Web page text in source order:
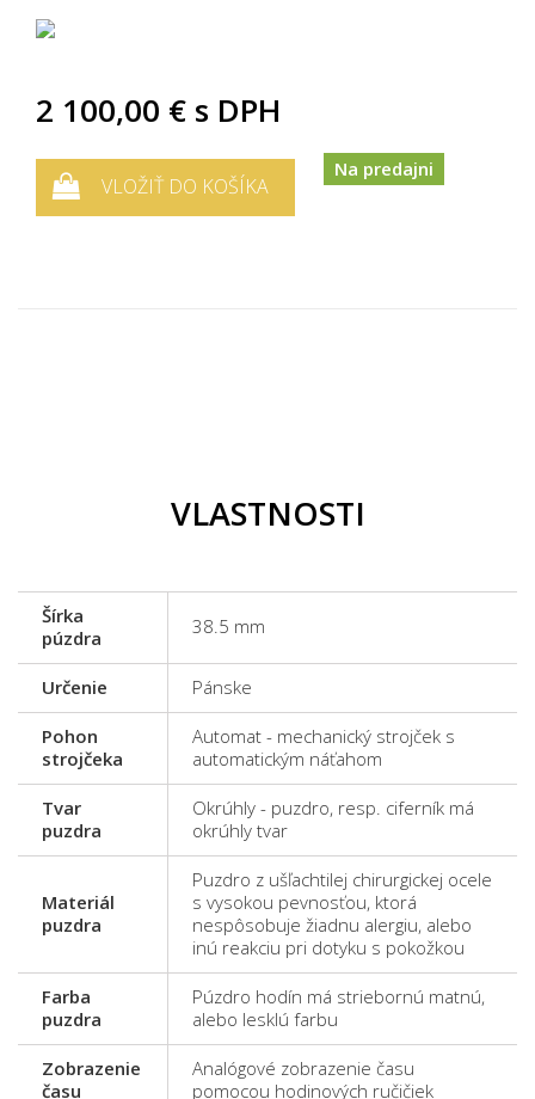
2 100,00 € s DPH
VLOŽIŤ DO KOŠÍKA
Na predajni
VLASTNOSTI
Šírka
púzdra
38.5 mm
Určenie Pánske
Pohon
strojčeka
Automat - mechanický strojček s
automatickým náťahom
Tvar
puzdra
Okrúhly - puzdro, resp. ciferník má
okrúhly tvar
Materiál
puzdra
Puzdro z ušľachtilej chirurgickej ocele
s vysokou pevnosťou, ktorá
nespôsobuje žiadnu alergiu, alebo
inú reakciu pri dotyku s pokožkou
Farba
puzdra
Púzdro hodín má striebornú matnú,
alebo lesklú farbu
Zobrazenie
času
Analógové zobrazenie času
pomocou hodinových ručičiek